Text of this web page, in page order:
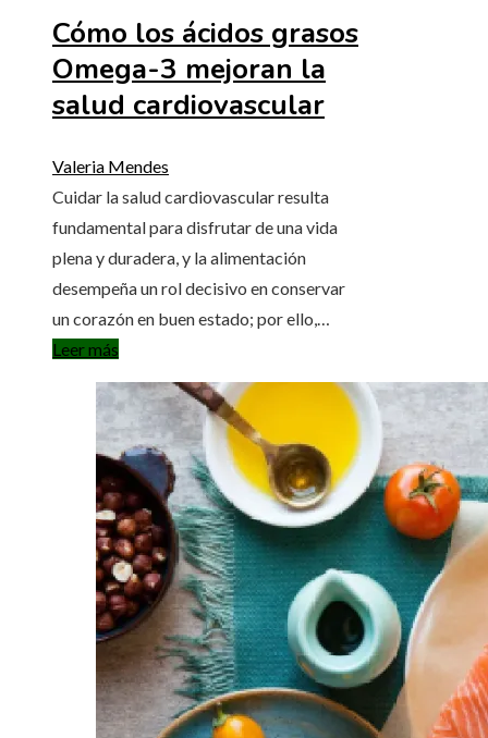
Cómo los ácidos grasos
Omega-3 mejoran la
salud cardiovascular
Valeria Mendes
Cuidar la salud cardiovascular resulta
fundamental para disfrutar de una vida
plena y duradera, y la alimentación
desempeña un rol decisivo en conservar
un corazón en buen estado; por ello,…
Leer más